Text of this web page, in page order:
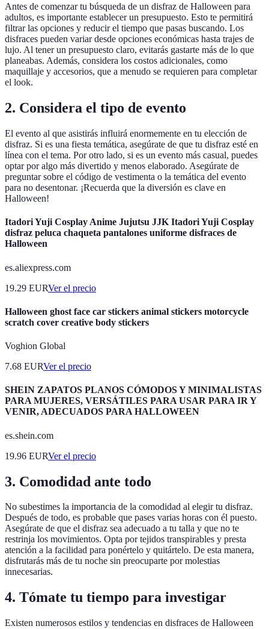
Antes de comenzar tu búsqueda de un disfraz de Halloween para
adultos, es importante establecer un presupuesto. Esto te permitirá
filtrar las opciones y reducir el tiempo que pasas buscando. Los
disfraces pueden variar desde opciones económicas hasta trajes de
lujo. Al tener un presupuesto claro, evitarás gastarte más de lo que
planeabas. Además, considera los costos adicionales, como
maquillaje y accesorios, que a menudo se requieren para completar
el look.
2. Considera el tipo de evento
El evento al que asistirás influirá enormemente en tu elección de
disfraz. Si es una fiesta temática, asegúrate de que tu disfraz esté en
línea con el tema. Por otro lado, si es un evento más casual, puedes
optar por algo más divertido y menos elaborado. Asegúrate de
preguntar sobre el código de vestimenta o la temática del evento
para no desentonar. ¡Recuerda que la diversión es clave en
Halloween!
Itadori Yuji Cosplay Anime Jujutsu JJK Itadori Yuji Cosplay
disfraz peluca chaqueta pantalones uniforme disfraces de
Halloween
es.aliexpress.com
19.29 EURVer el precio
Halloween ghost face car stickers animal stickers motorcycle
scratch cover creative body stickers
Voghion Global
7.68 EURVer el precio
SHEIN ZAPATOS PLANOS CÓMODOS Y MINIMALISTAS
PARA MUJERES, VERSÁTILES PARA USAR PARA IR Y
VENIR, ADECUADOS PARA HALLOWEEN
es.shein.com
19.96 EURVer el precio
3. Comodidad ante todo
No subestimes la importancia de la comodidad al elegir tu disfraz.
Después de todo, es probable que pases varias horas con él puesto.
Asegúrate de que el disfraz sea adecuado a tu talla y que no te
restrinja los movimientos. Opta por tejidos transpirables y presta
atención a la facilidad para ponértelo y quitártelo. De esta manera,
disfrutarás más de tu noche sin preocuparte por molestias
innecesarias.
4. Tómate tu tiempo para investigar
Existen numerosos estilos y tendencias en disfraces de Halloween